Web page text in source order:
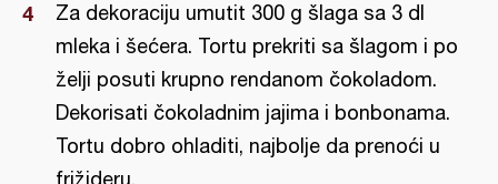
Za dekoraciju umutit 300 g šlaga sa 3 dl
mleka i šećera. Tortu prekriti sa šlagom i po
želji posuti krupno rendanom čokoladom.
Dekorisati čokoladnim jajima i bonbonama.
Tortu dobro ohladiti, najbolje da prenoći u
frižideru.